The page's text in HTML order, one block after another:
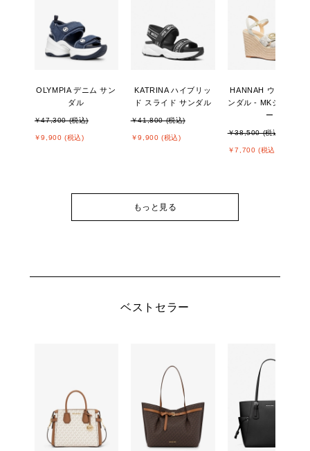
OLYMPIA デニム サン
ダル
￥47,300 (税込)
￥9,900 (税込)
KATRINA ハイブリッ
ド スライド サンダル
￥41,800 (税込)
￥9,900 (税込)
HANNAH ウェッジ サ
ンダル - MKシグネチ
ー
￥38,500 (税込)
￥7,700 (税込)
もっと見る
ベストセラー